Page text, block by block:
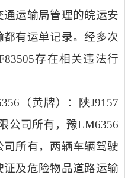
运输局管理的皖运安
有运单记录。经多次
存在相关违法行
（黄牌）：陕J9157
公司所有，豫LM6356
所有，两辆车辆驾驶
及危险物品道路运输